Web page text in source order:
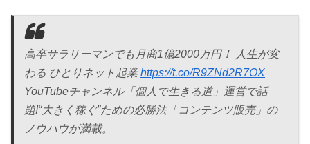
高卒サラリーマンでも月商1億2000万円！ 人生が変
わる ひとりネット起業https://t.co/R9ZNd2R7OX
YouTubeチャンネル「個人で生きる道」運営で話
題!“大きく稼ぐ”ための必勝法「コンテンツ販売」の
ノウハウが満載。